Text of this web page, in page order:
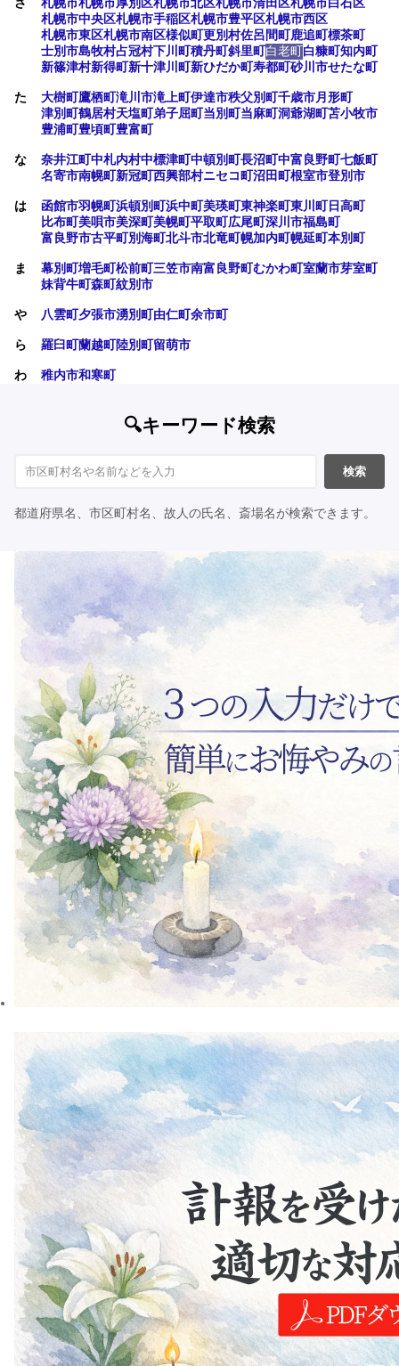
札幌市中央区札幌市手稲区札幌市豊平区札幌市西区
札幌市東区札幌市南区様似町更別村佐呂間町鹿追町標茶町
士別市島牧村占冠村下川町積丹町斜里町白老町白糠町知内町
新篠津村新得町新十津川町新ひだか町寿都町砂川市せたな町
た 大樹町鷹栖町滝川市滝上町伊達市秩父別町千歳市月形町
津別町鶴居村天塩町弟子屈町当別町当麻町洞爺湖町苫小牧市
豊浦町豊頃町豊富町
な 奈井江町中札内村中標津町中頓別町長沼町中富良野町七飯町
名寄市南幌町新冠町西興部村ニセコ町沼田町根室市登別市
は 函館市羽幌町浜頓別町浜中町美瑛町東神楽町東川町日高町
比布町美唄市美深町美幌町平取町広尾町深川市福島町
富良野市古平町別海町北斗市北竜町幌加内町幌延町本別町
ま 幕別町増毛町松前町三笠市南富良野町むかわ町室蘭市芽室町
妹背牛町森町紋別市
や 八雲町夕張市湧別町由仁町余市町
ら 羅臼町蘭越町陸別町留萌市
わ 稚内市和寒町
🔍キーワード検索
検索
都道府県名、市区町村名、故人の氏名、斎場名が検索できます。